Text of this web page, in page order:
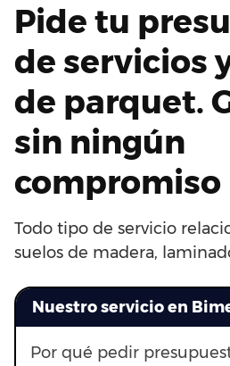
Pide tu
de servicios
de parquet.
sin ningún
compromiso
Todo tipo de servicio
suelos de madera,
Nuestro servicio en
Por qué pedir